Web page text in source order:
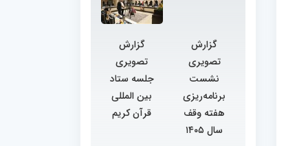
گزارش
تصویری
نشست
برنامه‌ریزی
هفته وقف
سال ۱۴۰۵
گزارش
تصویری
جلسه ستاد
بین المللی
قرآن کریم